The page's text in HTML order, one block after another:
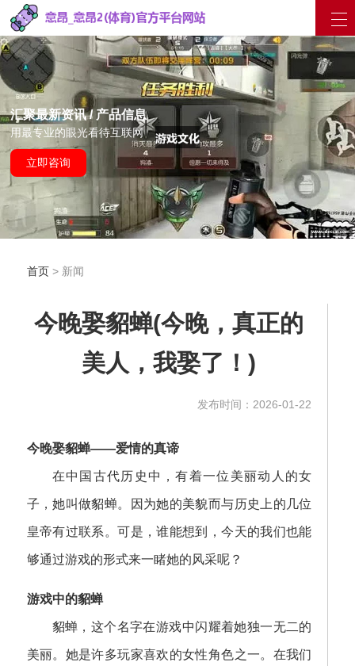
汇聚最新资讯 / 产品信息
用最专业的眼光看待互联网
立即咨询
首页> 新闻
今晚娶貂蝉(今晚，真正的
美人，我娶了！)
发布时间：2026-01-22
今晚娶貂蝉——爱情的真谛
在中国古代历史中，有着一位美丽动人的女
子，她叫做貂蝉。因为她的美貌而与历史上的几位
皇帝有过联系。可是，谁能想到，今天的我们也能
够通过游戏的形式来一睹她的风采呢？
游戏中的貂蝉
貂蝉，这个名字在游戏中闪耀着她独一无二的
美丽。她是许多玩家喜欢的女性角色之一。在我们